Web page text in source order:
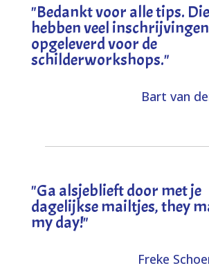
"Bedankt voor alle tips. Die
hebben veel inschrijvingen
opgeleverd voor de
schilderworkshops."
Bart van
"Ga alsjeblieft door met je
dagelijkse mailtjes, they
my day!"
Freke